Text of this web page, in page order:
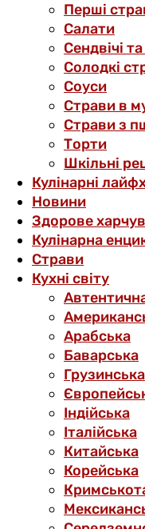
Перші
Салати
Сендвічі
Солодкі
Соуси
Страви в
Страви з
Торти
Шкільні
Кулінарні
Новини
Здорове
Кулінарна
Страви
Кухні світу
Арабська
Баварська
Грузинська
Індійська
Італійська
Китайська
Корейська